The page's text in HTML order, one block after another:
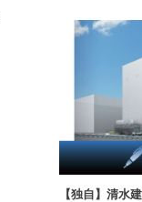
【独自】清水